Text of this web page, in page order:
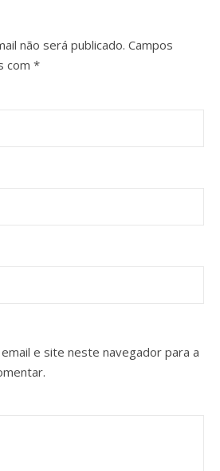
não será publicado. Campos
com *
e site neste navegador para a